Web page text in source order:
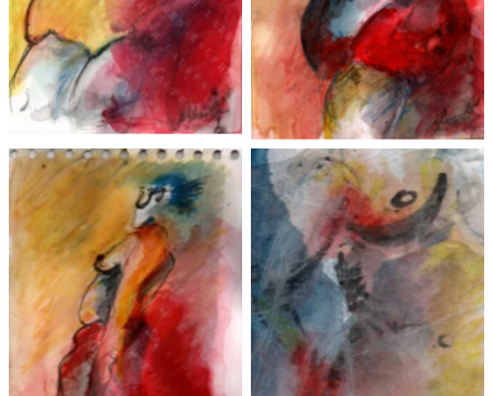
Les Madones de la
plage 3 2025
voile 2025 –